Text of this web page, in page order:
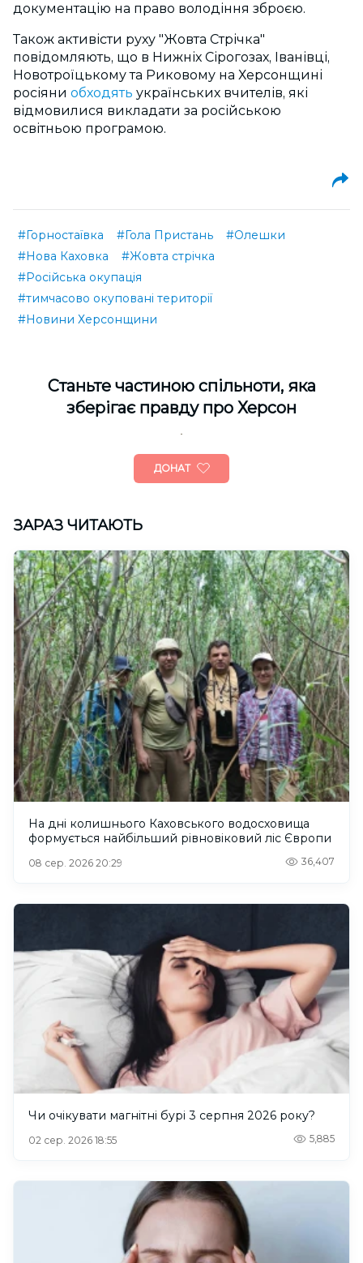
документацію на право володіння зброєю.
Також активісти руху "Жовта Стрічка"
повідомляють, що в Нижніх Сірогозах, Іванівці,
Новотроїцькому та Риковому на Херсонщині
росіяни обходять українських вчителів, які
відмовилися викладати за російською
освітньою програмою.
#Горностаївка #Гола Пристань
#Олешки
#Нова Каховка
#Жовта стрічка
#Російська окупація
#тимчасово окуповані території
#Новини Херсонщини
Cтаньте частиною спільноти, яка
зберігає правду про Херсон
ДОНАТ
ЗАРАЗ ЧИТАЮТЬ
На дні колишнього Каховського водосховища
формується найбільший рівновіковий ліс Європи
08 сер. 2026 20:29 36,407
Чи очікувати магнітні бурі 3 серпня 2026 року?
02 сер. 2026 18:55 5,885